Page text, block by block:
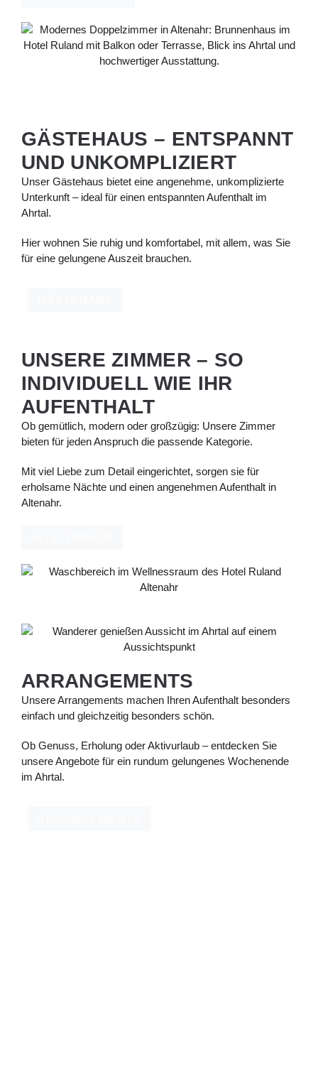
GÄSTEHAUS – ENTSPANNT
UND UNKOMPLIZIERT
Unser Gästehaus bietet eine angenehme, unkomplizierte
Unterkunft – ideal für einen entspannten Aufenthalt im
Ahrtal.
Hier wohnen Sie ruhig und komfortabel, mit allem, was Sie
für eine gelungene Auszeit brauchen.
UNSERE ZIMMER – SO
INDIVIDUELL WIE IHR
AUFENTHALT
Ob gemütlich, modern oder großzügig: Unsere Zimmer
bieten für jeden Anspruch die passende Kategorie.
Mit viel Liebe zum Detail eingerichtet, sorgen sie für
erholsame Nächte und einen angenehmen Aufenthalt in
Altenahr.
ARRANGEMENTS
Unsere Arrangements machen Ihren Aufenthalt besonders
einfach und gleichzeitig besonders schön.
Ob Genuss, Erholung oder Aktivurlaub – entdecken Sie
unsere Angebote für ein rundum gelungenes Wochenende
im Ahrtal.